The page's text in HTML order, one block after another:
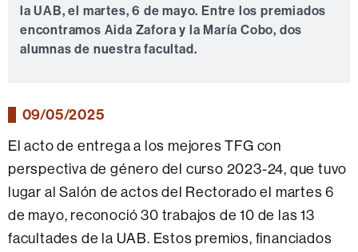
la UAB, el martes, 6 de mayo. Entre los premiados
encontramos Aida Zafora y la María Cobo, dos
alumnas de nuestra facultad.
09/05/2025
El acto de entrega a los mejores TFG con
perspectiva de género del curso 2023-24, que tuvo
lugar al Salón de actos del Rectorado el martes 6
de mayo, reconoció 30 trabajos de 10 de las 13
facultades de la UAB. Estos premios, financiados